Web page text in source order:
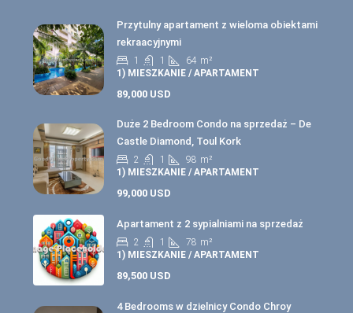
Przytulny apartament z wieloma obiektami
rekraacyjnymi
1 1 64 m²
1) MIESZKANIE / APARTAMENT
89,000 USD
Duże 2 Bedroom Condo na sprzedaż – De
Castle Diamond, Toul Kork
2 1 98 m²
1) MIESZKANIE / APARTAMENT
99,000 USD
Apartament z 2 sypialniami na sprzedaż
2 1 78 m²
1) MIESZKANIE / APARTAMENT
89,500 USD
4 Bedrooms w dzielnicy Condo Chroy